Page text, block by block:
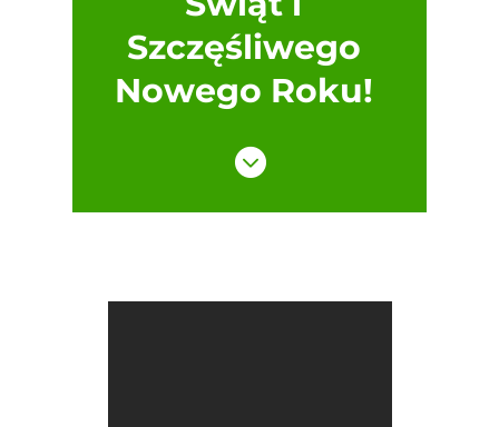
Szczęśliwego
Nowego Roku!
